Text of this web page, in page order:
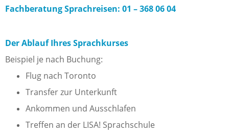
Fachberatung Sprachreisen: 01 – 368 06 04
Der Ablauf Ihres Sprachkurses
Beispiel je nach Buchung:
Flug nach Toronto
Transfer zur Unterkunft
Ankommen und Ausschlafen
Treffen an der LISA! Sprachschule